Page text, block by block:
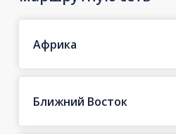
Африка
Ближний Восток